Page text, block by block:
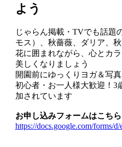
よう
じゃらん掲載・TVでも話題
モス）、秋薔薇、ダリア、
花に囲まれながら、心とカ
美しくなりましょう
開園前にゆっくりヨガ＆写
初心者・お一人様大歓迎！3
加されています
お申し込みフォームはこちら
https://docs.google.com/